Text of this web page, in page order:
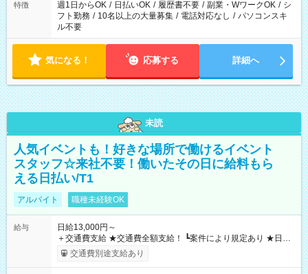
特徴 週1日からOK / 日払いOK / 履歴書不要 / 副業・WワークOK / シ
フト勤務 / 10名以上の大量募集 / 電話対応なし / パソコンスキ
ル不要
気になる！ 応募する 詳細へ
未読
人気イベントも！好きな場所で働けるイベント
スタッフ☆来社不要！働いたその日に給料もら
える日払い/T1
アルバイト 職種未経験OK
給与
日給13,000円～
＋交通費支給 ★交通費全額支給！ ┗案件により規定あり ★日払
いOK！（規定あり） ┗働いたその日に現金GET♪ お仕事後はコ
ンビニATMから 日払い分を引き落とせます！ 【試用期間】試
交通費別途支給あり